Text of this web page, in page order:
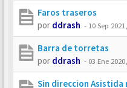
Faros traseros
por ddrash - 10 Sep
Barra de torretas
por ddrash - 03 Ene
Sin direccion